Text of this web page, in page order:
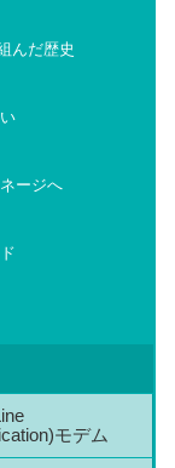
んだ歴史
ージへ
モデム